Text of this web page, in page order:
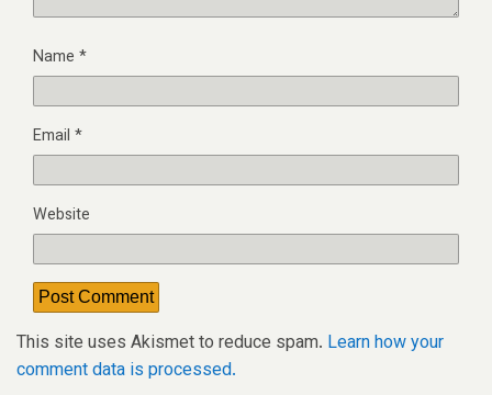
Name *
Email *
Website
This site uses Akismet to reduce spam. Learn how your
comment data is processed.